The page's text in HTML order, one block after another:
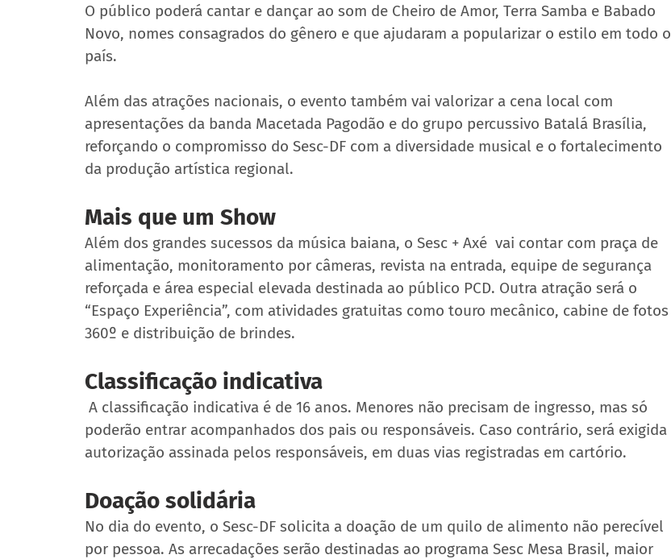
O público poderá cantar e dançar ao som de Cheiro de Amor, Terra Samba e Babado
Novo, nomes consagrados do gênero e que ajudaram a popularizar o estilo em todo o
país.
Além das atrações nacionais, o evento também vai valorizar a cena local com
apresentações da banda Macetada Pagodão e do grupo percussivo Batalá Brasília,
reforçando o compromisso do Sesc-DF com a diversidade musical e o fortalecimento
da produção artística regional.
Mais que um Show
Além dos grandes sucessos da música baiana, o Sesc + Axé  vai contar com praça de
alimentação, monitoramento por câmeras, revista na entrada, equipe de segurança
reforçada e área especial elevada destinada ao público PCD. Outra atração será o
“Espaço Experiência”, com atividades gratuitas como touro mecânico, cabine de fotos
360º e distribuição de brindes.
Classificação indicativa
poderão entrar acompanhados dos pais ou responsáveis. Caso contrário, será exigida
autorização assinada pelos responsáveis, em duas vias registradas em cartório.
Doação solidária
No dia do evento, o Sesc-DF solicita a doação de um quilo de alimento não perecível
por pessoa. As arrecadações serão destinadas ao programa Sesc Mesa Brasil, maior